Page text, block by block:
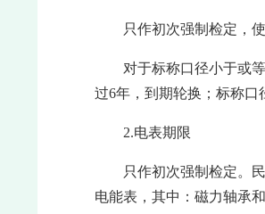
只作初次强制检定，
对于标称口径小于或
过6年，到期轮换；标称口
2.电表期限
只作初次强制检定。
电能表，其中：磁力轴承